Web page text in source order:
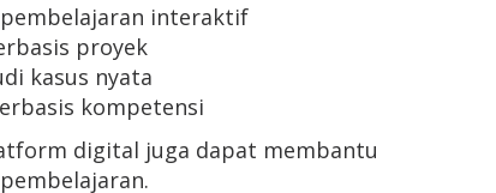
interaktif
proyek
kasus nyata
kompetensi
digital juga dapat membantu